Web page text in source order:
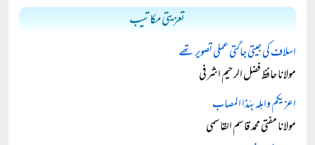
تعزیتی مکاتیب
اسلاف کی جیتی جاگتی عملی تصویر تھے
مولانا حافظ فضل الرحیم اشرفی
اعزيكم واهله بهٰذا المصاب
مولانا مفتی محمد قاسم القاسمی